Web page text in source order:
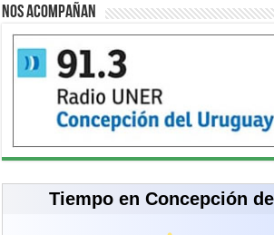
Nos acompañan
Tiempo en Concepción